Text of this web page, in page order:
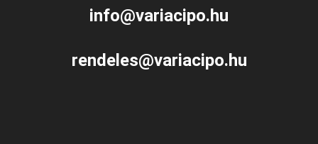
info@variacipo.hu
rendeles@variacipo.hu